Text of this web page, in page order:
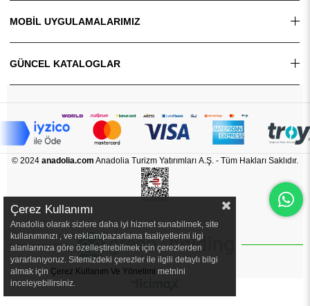
MOBİL UYGULAMALARIMIZ
GÜNCEL KATALOGLAR
© 2024 anadolia.com Anadolia Turizm Yatırımları A.Ş. - Tüm Hakları Saklıdır.
Çerez Kullanımı
Anadolia olarak sizlere daha iyi hizmet sunabilmek, site
kullanımınızı , ve reklam/pazarlama faaliyetlerini ilgi
alanlarınıza göre özelleştirebilmek için çerezlerden
yararlanıyoruz. Sitemizdeki çerezler ile ilgili detaylı bilgi
almak için Çerez Kullanım Ve Yönetimi metnini
inceleyebilirsiniz.